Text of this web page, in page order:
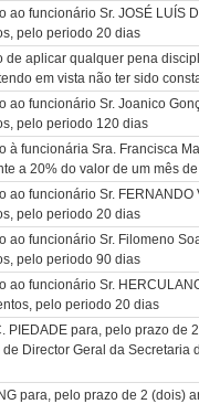
ao funcionário Sr. JOSÉ LUÍS
pelo periodo 20 dias
de aplicar qualquer pena
em vista não ter sido
ao funcionário Sr. Joanico
pelo periodo 120 dias
à funcionária Sra. Francisca
a 20% do valor de um mês
ao funcionário Sr. FERNANDO
pelo periodo 20 dias
ao funcionário Sr. Filomeno
pelo periodo 90 dias
ao funcionário Sr.
pelo periodo 20 dias
PIEDADE para, pelo prazo de
Director Geral da Secretaria
para, pelo prazo de 2 (dois)